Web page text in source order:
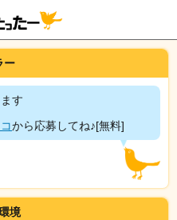
ー
す
から応募してね♪[無料]
境